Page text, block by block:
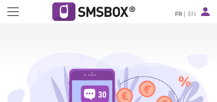
Panneau de gestion des cookies
FR EN